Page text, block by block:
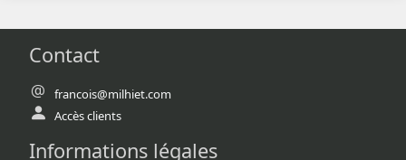
Contact
francois@milhiet.com
Accès clients
Informations légales